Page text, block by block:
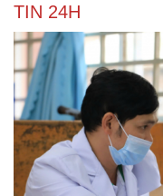
TIN 24H